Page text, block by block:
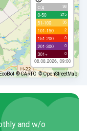
с/д 98
0-50 215
51-100 35
101-150 2
151-200 0
201-300 0
301+ 0
08.08.2026, 09:00
© CARTO © OpenStreetMap
and w/o